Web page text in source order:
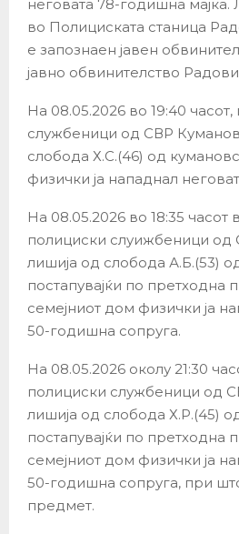
неговата 78-годишна
во Полициската станица
е запознаен јавен
јавно обвинителство
На 08.05.2026 во 19:40
службеници од СВР
слобода Х.С.(46) од
физички ја нападнал
На 08.05.2026 во 18:35 часот
полициски слуижбеници од
лишија од слобода А.Б.(53)
постапувајќи по претходна
семејниот дом физички ја
50-годишна сопруга.
На 08.05.2026 околу 21:30
полициски службеници од
лишија од слобода Х.Р.(45)
постапувајќи по претходна
семејниот дом физички ја
50-годишна сопруга, при
предмет.